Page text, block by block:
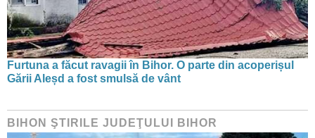
Furtuna a făcut ravagii în Bihor. O parte din acoperișul
Gării Aleșd a fost smulsă de vânt
BIHON ŞTIRILE JUDEŢULUI BIHOR